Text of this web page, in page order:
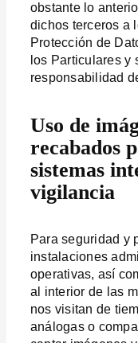
obstante lo
dichos terceros a
Protección de
los Particulares y
responsabilidad
Uso de
recabados
sistemas
vigilancia
Para seguridad y
instalaciones
operativas, así
al interior de las
nos visitan de
análogas o